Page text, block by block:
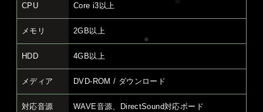
CPU Core i3以上
メモリ 2GB以上
HDD 4GB以上
メディア DVD-ROM / ダウンロード
対応音源 WAVE音源、DirectSound対応ボード